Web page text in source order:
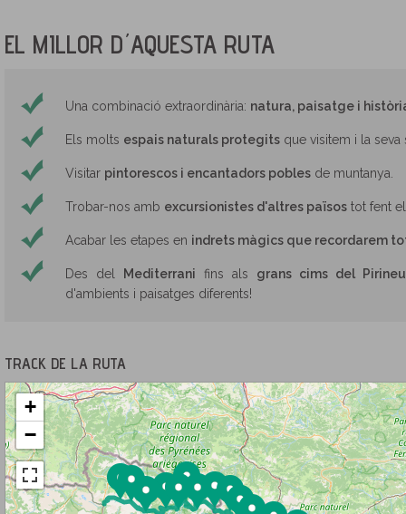
EL MILLOR D´AQUESTA RUTA
Una combinació extraordinària: natura, paisatge i
Els molts espais naturals protegits que visitem i la seva
Visitar pintorescos i encantadors pobles de muntanya.
Trobar-nos amb excursionistes d'altres països tot fent
Acabar les etapes en indrets màgics que recordarem
Des del Mediterrani fins als grans cims del
d'ambients i paisatges diferents!
TRACK DE LA RUTA
+
−